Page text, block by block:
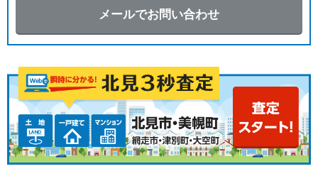
メールでお問い合わせ